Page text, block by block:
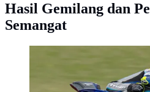
Hasil Gemilang dan
Semangat
Supersport 2026 di Sirkuit
Ceko. (Yamaha Indonesia)